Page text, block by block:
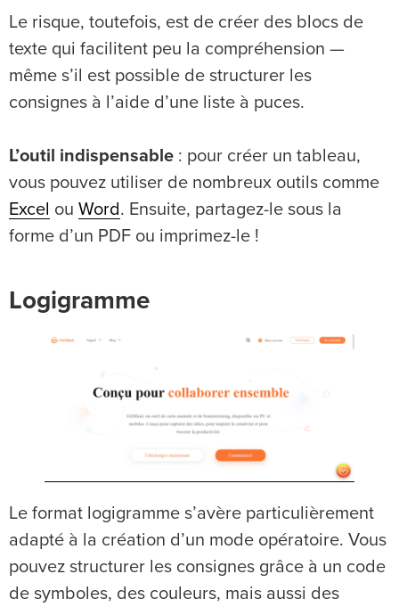
Le risque, toutefois, est de créer des blocs de
texte qui facilitent peu la compréhension —
même s’il est possible de structurer les
consignes à l’aide d’une liste à puces.
L’outil indispensable : pour créer un tableau,
vous pouvez utiliser de nombreux outils comme
Excel ou Word . Ensuite, partagez-le sous la
forme d’un PDF ou imprimez-le !
Logigramme
Le format logigramme s’avère particulièrement
adapté à la création d’un mode opératoire. Vous
pouvez structurer les consignes grâce à un code
de symboles, des couleurs, mais aussi des